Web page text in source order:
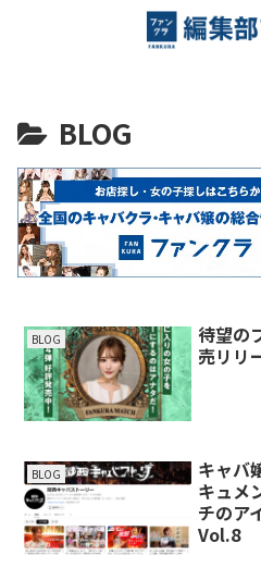
BLOG
BLOG
待望の
売リリ
BLOG
キャバ
キュメ
チのア
Vol.8